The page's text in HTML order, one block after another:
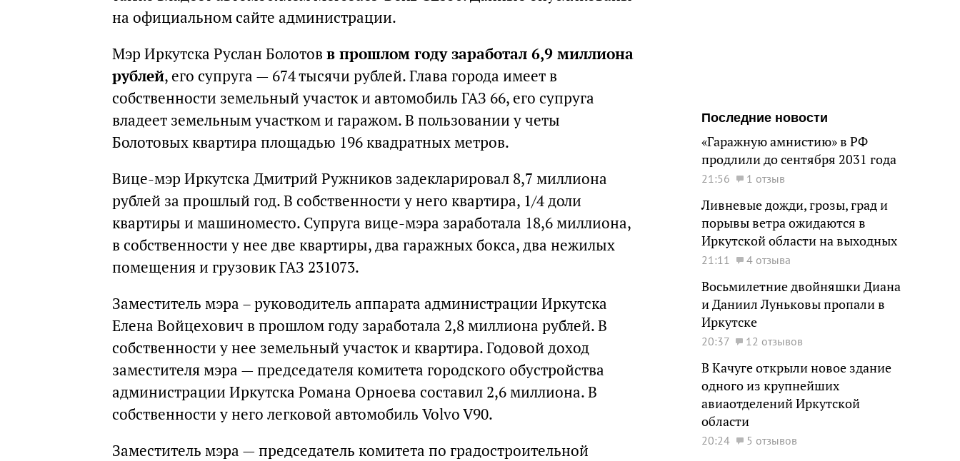
на официальном сайте администрации.
Мэр Иркутска Руслан Болотов в прошлом году заработал 6,9 миллиона
рублей, его супруга — 674 тысячи рублей. Глава города имеет в
собственности земельный участок и автомобиль ГАЗ 66, его супруга
владеет земельным участком и гаражом. В пользовании у четы
Болотовых квартира площадью 196 квадратных метров.
Вице-мэр Иркутска Дмитрий Ружников задекларировал 8,7 миллиона
рублей за прошлый год. В собственности у него квартира, 1/4 доли
квартиры и машиноместо. Супруга вице-мэра заработала 18,6 миллиона,
в собственности у нее две квартиры, два гаражных бокса, два нежилых
помещения и грузовик ГАЗ 231073.
Заместитель мэра – руководитель аппарата администрации Иркутска
Елена Войцехович в прошлом году заработала 2,8 миллиона рублей. В
собственности у нее земельный участок и квартира. Годовой доход
заместителя мэра — председателя комитета городского обустройства
администрации Иркутска Романа Орноева составил 2,6 миллиона. В
собственности у него легковой автомобиль Volvo V90.
Заместитель мэра — председатель комитета по градостроительной
Последние новости
«Гаражную амнистию» в РФ
продлили до сентября 2031 года
21:56 1 отзыв
Ливневые дожди, грозы, град и
порывы ветра ожидаются в
Иркутской области на выходных
21:11 4 отзыва
Восьмилетние двойняшки Диана
и Даниил Луньковы пропали в
Иркутске
20:37 12 отзывов
В Качуге открыли новое здание
одного из крупнейших
авиаотделений Иркутской
области
20:24 5 отзывов